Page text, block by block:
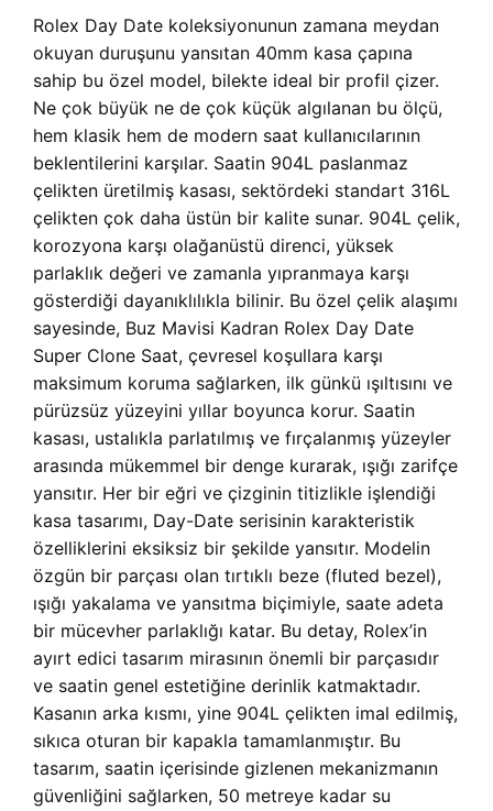
Rolex Day Date koleksiyonunun zamana meydan
okuyan duruşunu yansıtan 40mm kasa çapına
sahip bu özel model, bilekte ideal bir profil çizer.
Ne çok büyük ne de çok küçük algılanan bu ölçü,
hem klasik hem de modern saat kullanıcılarının
beklentilerini karşılar. Saatin 904L paslanmaz
çelikten üretilmiş kasası, sektördeki standart 316L
çelikten çok daha üstün bir kalite sunar. 904L çelik,
korozyona karşı olağanüstü direnci, yüksek
parlaklık değeri ve zamanla yıpranmaya karşı
gösterdiği dayanıklılıkla bilinir. Bu özel çelik alaşımı
sayesinde, Buz Mavisi Kadran Rolex Day Date
Super Clone Saat, çevresel koşullara karşı
maksimum koruma sağlarken, ilk günkü ışıltısını ve
pürüzsüz yüzeyini yıllar boyunca korur. Saatin
kasası, ustalıkla parlatılmış ve fırçalanmış yüzeyler
arasında mükemmel bir denge kurarak, ışığı zarifçe
yansıtır. Her bir eğri ve çizginin titizlikle işlendiği
kasa tasarımı, Day-Date serisinin karakteristik
özelliklerini eksiksiz bir şekilde yansıtır. Modelin
özgün bir parçası olan tırtıklı beze (fluted bezel),
ışığı yakalama ve yansıtma biçimiyle, saate adeta
bir mücevher parlaklığı katar. Bu detay, Rolex’in
ayırt edici tasarım mirasının önemli bir parçasıdır
ve saatin genel estetiğine derinlik katmaktadır.
Kasanın arka kısmı, yine 904L çelikten imal edilmiş,
sıkıca oturan bir kapakla tamamlanmıştır. Bu
tasarım, saatin içerisinde gizlenen mekanizmanın
güvenliğini sağlarken, 50 metreye kadar su